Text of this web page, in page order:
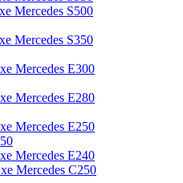
Mercedes S500
Mercedes S350
Mercedes E300
Mercedes E280
Mercedes E250
Mercedes E240
Mercedes C250